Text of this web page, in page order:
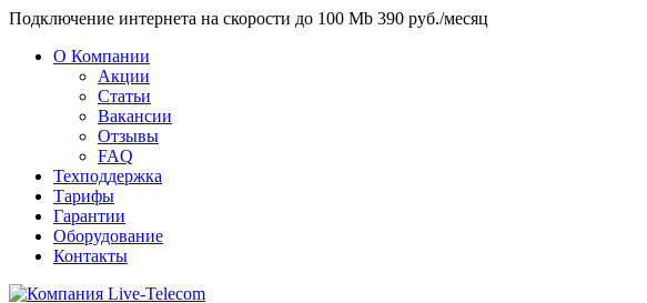
Подключение интернета на скорости до 100 Mb 390 руб./месяц
О Компании
Акции
Статьи
Вакансии
Отзывы
FAQ
Техподдержка
Тарифы
Гарантии
Оборудование
Контакты